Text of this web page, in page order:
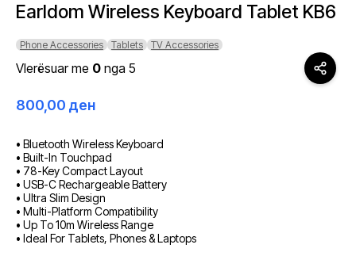
Earldom Wireless Keyboard Tablet KB6
Phone Accessories Tablets TV Accessories
Vlerësuar me 0 nga 5
800,00 ден
• Bluetooth Wireless Keyboard
• Built-In Touchpad
• 78-Key Compact Layout
• USB-C Rechargeable Battery
• Ultra Slim Design
• Multi-Platform Compatibility
• Up To 10m Wireless Range
• Ideal For Tablets, Phones & Laptops